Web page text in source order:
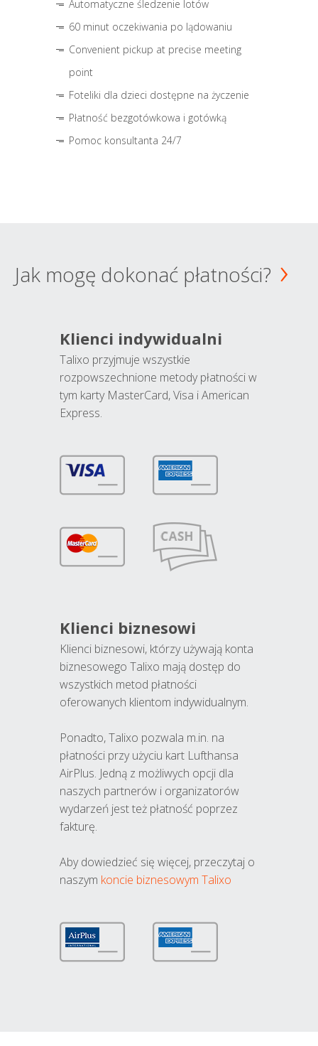
Automatyczne śledzenie lotów
60 minut oczekiwania po lądowaniu
Convenient pickup at precise meeting
point
Foteliki dla dzieci dostępne na życzenie
Płatność bezgotówkowa i gotówką
Pomoc konsultanta 24/7
Jak mogę dokonać płatności?
Klienci indywidualni
Talixo przyjmuje wszystkie
rozpowszechnione metody płatności w
tym karty MasterCard, Visa i American
Express.
Klienci biznesowi
Klienci biznesowi, którzy używają konta
biznesowego Talixo mają dostęp do
wszystkich metod płatności
oferowanych klientom indywidualnym.
Ponadto, Talixo pozwala m.in. na
płatności przy użyciu kart Lufthansa
AirPlus. Jedną z możliwych opcji dla
naszych partnerów i organizatorów
wydarzeń jest też płatność poprzez
fakturę.
Aby dowiedzieć się więcej, przeczytaj o
naszym koncie biznesowym Talixo